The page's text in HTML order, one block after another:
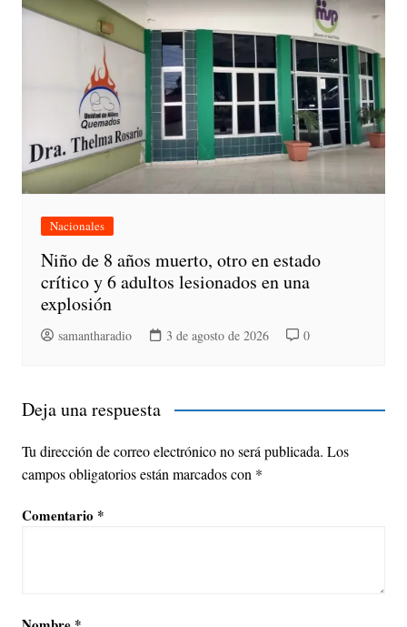
Nacionales
Niño de 8 años muerto, otro en estado
crítico y 6 adultos lesionados en una
explosión
samantharadio 3 de agosto de 2026 0
Deja una respuesta
Tu dirección de correo electrónico no será publicada. Los
campos obligatorios están marcados con *
Comentario *